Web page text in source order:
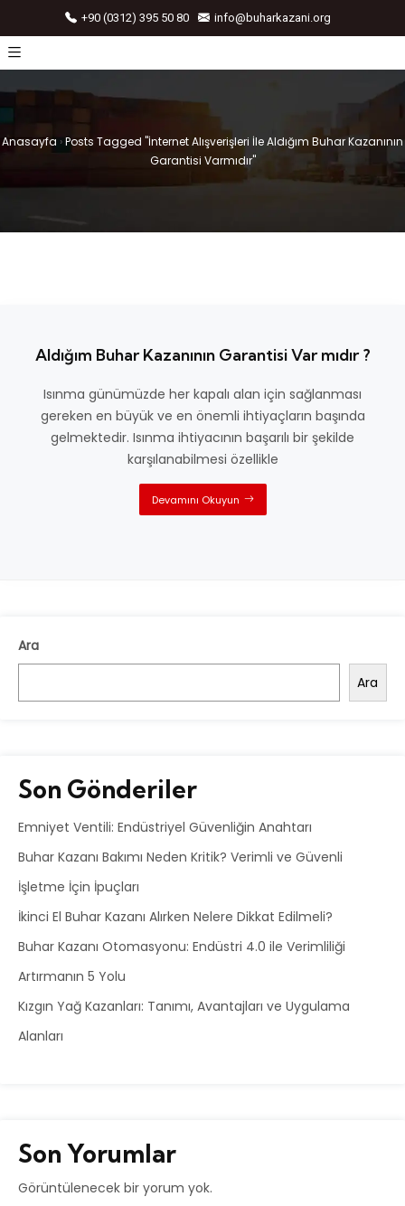
+90 (0312) 395 50 80 info@buharkazani.org
Anasayfa›Posts Tagged "İnternet Alışverişleri İle Aldığım Buhar Kazanının
Garantisi Varmıdır"
Aldığım Buhar Kazanının Garantisi Var mıdır ?
Isınma günümüzde her kapalı alan için sağlanması
gereken en büyük ve en önemli ihtiyaçların başında
gelmektedir. Isınma ihtiyacının başarılı bir şekilde
karşılanabilmesi özellikle
Devamını Okuyun
Ara
Ara
Son Gönderiler
Emniyet Ventili: Endüstriyel Güvenliğin Anahtarı
Buhar Kazanı Bakımı Neden Kritik? Verimli ve Güvenli
İşletme İçin İpuçları
İkinci El Buhar Kazanı Alırken Nelere Dikkat Edilmeli?
Buhar Kazanı Otomasyonu: Endüstri 4.0 ile Verimliliği
Artırmanın 5 Yolu
Kızgın Yağ Kazanları: Tanımı, Avantajları ve Uygulama
Alanları
Son Yorumlar
Görüntülenecek bir yorum yok.